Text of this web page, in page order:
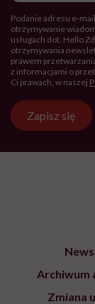
Podanie adresu e-
otrzymywanie
usługach dot. Hello
otrzymywania
prawem
z informacjami o
Ci prawach, w naszej
Zapisz się
Archiwum
Zmiana